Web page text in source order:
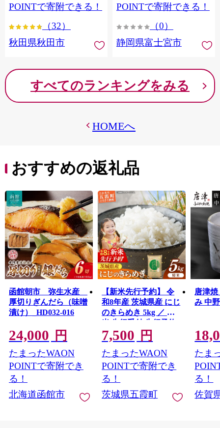
シア] 秋田県秋田市
POINTで寄附できる！
（32）
秋田県秋田市
POINTで寄附できる！
（0）
静岡県富士宮市
すべてのランキングをみる
HOMEへ
おすすめの返礼品
函館朝市 弥生水産
厚切りぎんだら（味噌
漬け）_HD032-016
24,000 円
たまったWAON
POINTで寄附でき
る！
北海道函館市
【新米先行予約】 令
和8年産 茨城県産 にじ
のきらめき 5kg ／ 新
米 先行受付 先行予約
2026年 米 お米 精米 旨
味 安心 美味しい 茨城
県 五霞町
7,500 円
たまったWAON
POINTで寄附でき
る！
茨城県五霞町
唐津
み 中
たま
る！
佐賀